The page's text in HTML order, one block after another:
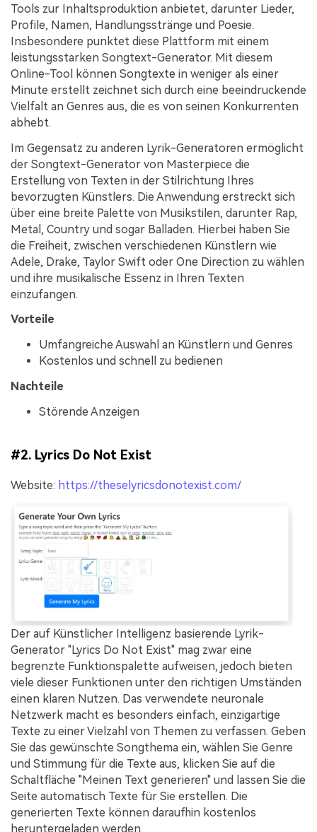
Tools zur Inhaltsproduktion anbietet, darunter Lieder,
Profile, Namen, Handlungsstränge und Poesie.
Insbesondere punktet diese Plattform mit einem
leistungsstarken Songtext-Generator. Mit diesem
Online-Tool können Songtexte in weniger als einer
Minute erstellt zeichnet sich durch eine beeindruckende
Vielfalt an Genres aus, die es von seinen Konkurrenten
abhebt.
Im Gegensatz zu anderen Lyrik-Generatoren ermöglicht
der Songtext-Generator von Masterpiece die
Erstellung von Texten in der Stilrichtung Ihres
bevorzugten Künstlers. Die Anwendung erstreckt sich
über eine breite Palette von Musikstilen, darunter Rap,
Metal, Country und sogar Balladen. Hierbei haben Sie
die Freiheit, zwischen verschiedenen Künstlern wie
Adele, Drake, Taylor Swift oder One Direction zu wählen
und ihre musikalische Essenz in Ihren Texten
einzufangen.
Vorteile
Umfangreiche Auswahl an Künstlern und Genres
Kostenlos und schnell zu bedienen
Nachteile
Störende Anzeigen
#2. Lyrics Do Not Exist
Website: https://theselyricsdonotexist.com/
Der auf Künstlicher Intelligenz basierende Lyrik-
Generator "Lyrics Do Not Exist" mag zwar eine
begrenzte Funktionspalette aufweisen, jedoch bieten
viele dieser Funktionen unter den richtigen Umständen
einen klaren Nutzen. Das verwendete neuronale
Netzwerk macht es besonders einfach, einzigartige
Texte zu einer Vielzahl von Themen zu verfassen. Geben
Sie das gewünschte Songthema ein, wählen Sie Genre
und Stimmung für die Texte aus, klicken Sie auf die
Schaltfläche "Meinen Text generieren" und lassen Sie die
Seite automatisch Texte für Sie erstellen. Die
generierten Texte können daraufhin kostenlos
heruntergeladen werden.